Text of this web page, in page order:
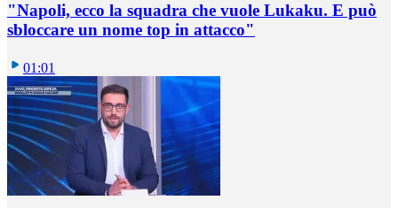
"Napoli, ecco la squadra che vuole Lukaku. E può
sbloccare un nome top in attacco"
01:01